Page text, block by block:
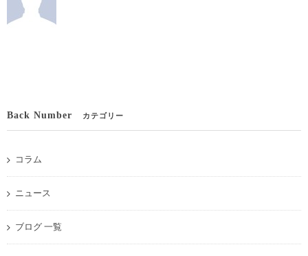
Back Number カテゴリー
コラム
ニュース
ブログ 一覧